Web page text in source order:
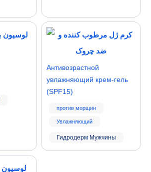
Гидродерм Мужчины
Антивозрастной
увлажняющий крем-гель
(SPF15)
против морщин
Увлажняющий